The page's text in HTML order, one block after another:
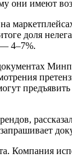
они имеют
доля
— 4–7%.
Компания